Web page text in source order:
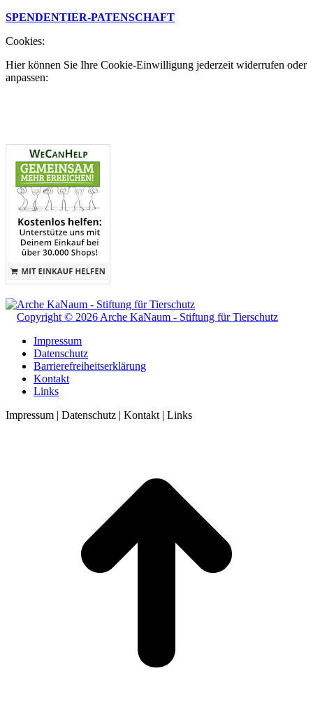
SPENDENTIER-PATENSCHAFT
Cookies:
Hier können Sie Ihre Cookie-Einwilligung jederzeit widerrufen oder
anpassen:
Copyright © 2026 Arche KaNaum - Stiftung für Tierschutz
Impressum
Datenschutz
Barrierefreiheitserklärung
Kontakt
Links
Impressum | Datenschutz | Kontakt | Links